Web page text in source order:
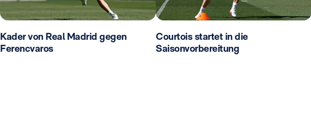
Kader von Real Madrid gegen
Ferencvaros
Courtois startet in die
Saisonvorbereitung